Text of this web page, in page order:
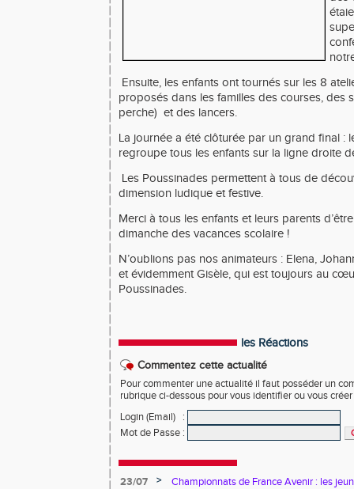
Ensuite, les enfants ont tournés sur les 8
proposés dans les familles des courses, des
perche) et des lancers.
La journée a été clôturée par un grand final :
regroupe tous les enfants sur la ligne droite
Les Poussinades permettent à tous de
dimension ludique et festive.
Merci à tous les enfants et leurs parents
dimanche des vacances scolaire !
N’oublions pas nos animateurs : Elena,
et évidemment Gisèle, qui est toujours au
Poussinades.
les Réactions
Commentez cette actualité
Pour commenter une actualité il faut posséder un
rubrique ci-dessous pour vous identifier ou vous
Login (Email)
:
Mot de Passe :
23/07 >
Championnats de France Avenir : les